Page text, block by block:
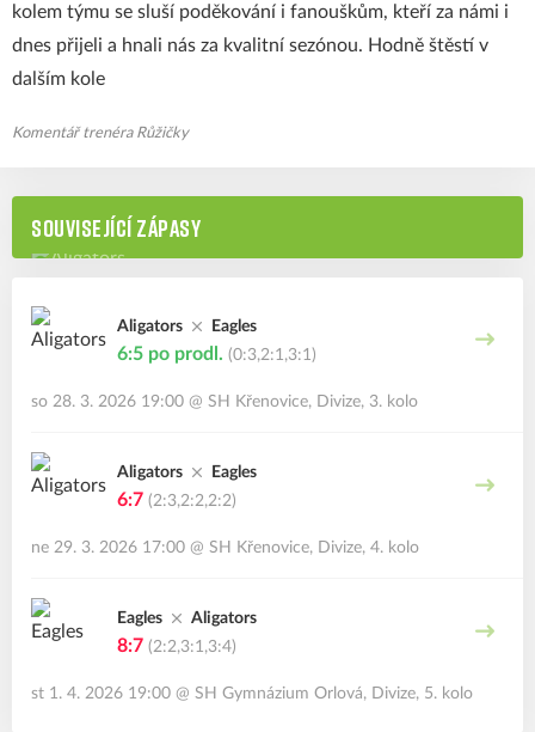
SOUVISEJÍCÍ ZÁPASY
Aligators Eagles
6:5 po prodl. (0:3,2:1,3:1)
so 28. 3. 2026 19:00 @ SH Křenovice, Divize, 3. kolo
Aligators Eagles
6:7 (2:3,2:2,2:2)
ne 29. 3. 2026 17:00 @ SH Křenovice, Divize, 4. kolo
Eagles Aligators
8:7 (2:2,3:1,3:4)
st 1. 4. 2026 19:00 @ SH Gymnázium Orlová, Divize, 5. kolo
kolem týmu se sluší poděkování i fanouškům, kteří za námi i
dnes přijeli a hnali nás za kvalitní sezónou. Hodně štěstí v
dalším kole
Komentář trenéra Růžičky